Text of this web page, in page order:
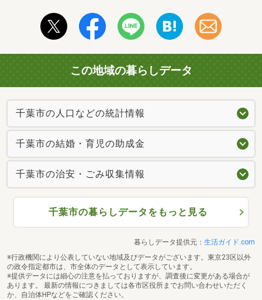
この地域の暮らしデータ
千葉市の人口などの統計情報
千葉市の結婚・育児の助成金
千葉市の治安・ごみ収集情報
千葉市の暮らしデータをもっと見る
暮らしデータ提供元： 生活ガイド.com
※行政機関により公表していない地域及びデータがございます。東京23区以外
の政令指定都市は、市全体のデータとして表示しています。
※提供データには細心の注意を払っておりますが、調査後に変更がある場合が
あります。 最新の情報につきましては各市区役所までお問い合わせいただく
か、自治体HPなどをご確認ください。